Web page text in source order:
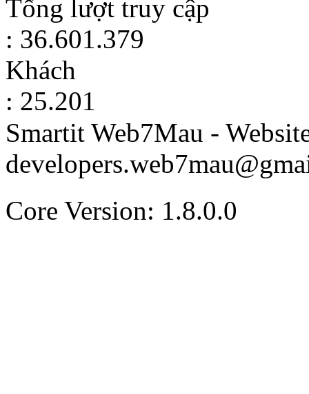
Tổng lượt truy cập
: 36.601.379
Khách
: 25.201
Smartit Web7Mau -
Core Version: 1.8.0.0